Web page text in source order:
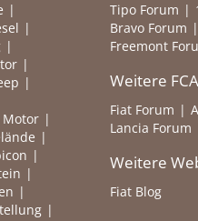
Motor
Tipo Forum
Bravo Forum
Freemont
Weitere
Fiat Forum
Lancia Forum
Weitere
Fiat Blog